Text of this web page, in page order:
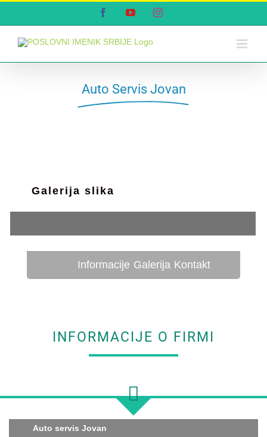
FacebookYouTubeInstagram
Auto Servis Jovan
Galerija slika
Informacije Galerija Kontakt
INFORMACIJE O FIRMI
Auto servis Jovan